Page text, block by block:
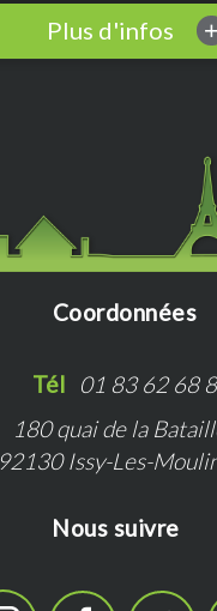
Plus d'infos +
Coordonnées
Tél
01 83 62 68
180 quai de la
92130 Issy-Les-
Nous suivre